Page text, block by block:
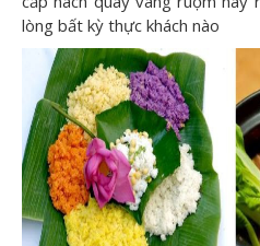
lòng bất kỳ thực khách nào